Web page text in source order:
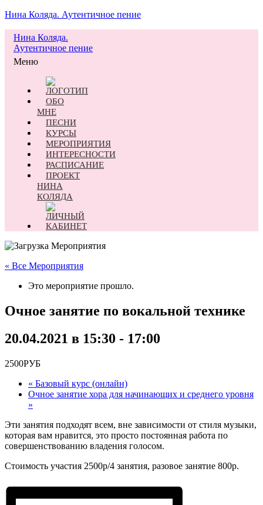
Нина Коляда. Аутентичное пение
Нина Коляда.
Аутентичное пение
Меню
ОБО
МНЕ
ПЕСНИ
КУРСЫ
МЕРОПРИЯТИЯ
ИНТЕРЕСНОСТИ
РАСПИСАНИЕ
ПРОЕКТ
НИНА
КОЛЯДА
« Все Мероприятия
Это мероприятие прошло.
Очное занятие по вокальной технике
20.04.2021 в 15:30 - 17:00
2500РУБ
« Базовый курс (онлайн)
Очное занятие хора для начинающих и среднего уровня
»
Эти занятия подходят всем, вне зависимости от стиля музыки,
которая вам нравится, это просто постоянная работа по
совершенствованию владения голосом.
Стоимость участия 2500р/4 занятия, разовое занятие 800р.